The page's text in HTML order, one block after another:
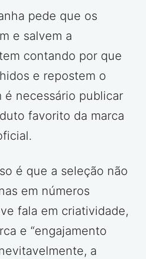
pede que os
e salvem a
contando por que
e repostem o
é necessário publicar
favorito da marca
é que a seleção não
em números
fala em criatividade,
e “engajamento
a